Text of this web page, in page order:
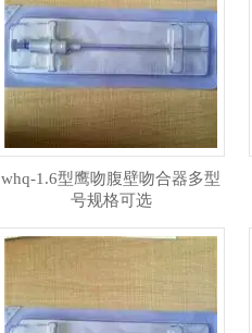
whq-1.6型鹰吻腹壁吻合器多型
号规格可选